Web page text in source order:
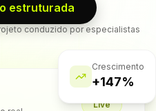
estruturada
conduzido por especialistas
Live
Crescimento
+147%